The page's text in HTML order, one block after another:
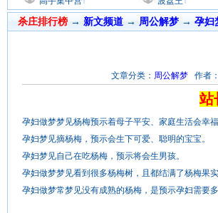
杀庄排行榜 → 新文频道→ 周公解梦 → 孕妇
文章分类： 周公解梦 作者
站
孕妇做梦梦见杨梅预示着母子平安、家庭生活会幸福
孕妇梦见摘杨梅，预示会生下可爱、聪明的宝宝。
孕妇梦见自己在吃杨梅，预示将会生男孩。
孕妇做梦梦见看到很多杨梅树，且都结满了杨梅果
孕妇做梦常梦见没有成熟的杨梅，是预示孕妇需要